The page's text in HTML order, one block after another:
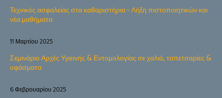
Τεχνικός ασφαλείας στα καθαριστήρια – Λήξη πιστοποιητικών και
νέα μαθήματα
Σεμινάριο Αρχές Υγιεινής & Εντομολογίας σε χαλιά, ταπετσαρίες &
υφάσματα
11 Μαρτίου 2025
6 Φεβρουαρίου 2025